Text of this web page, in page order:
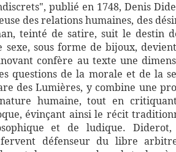
publié en 1748, Denis
des relations humaines, des
teinté de satire, suit le destin
sexe, sous forme de bijoux,
confère au texte une
questions de la morale et de la
des Lumières, y combine une
humaine, tout en
évinçant ainsi le récit
et de ludique. Diderot,
fervent défenseur du libre